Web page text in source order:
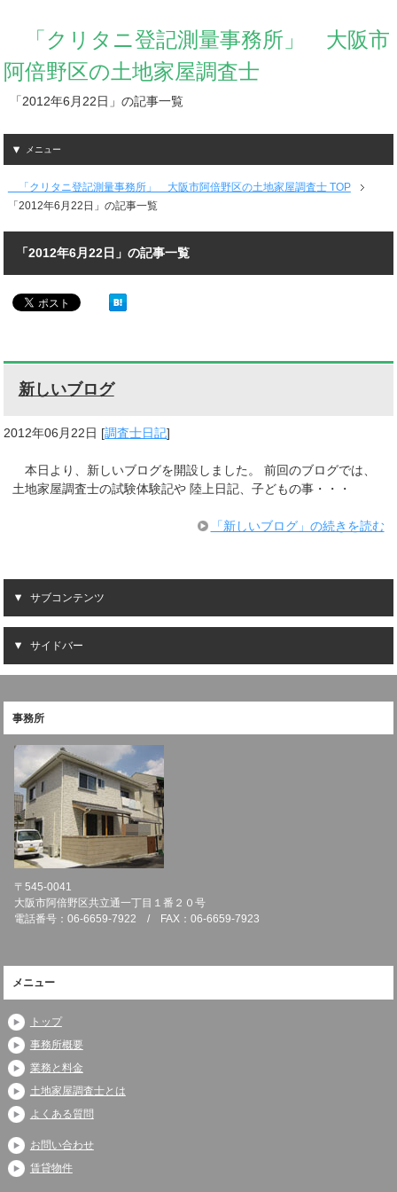
「クリタニ登記測量事務所」 大阪市
阿倍野区の土地家屋調査士
「2012年6月22日」の記事一覧
メニュー
「クリタニ登記測量事務所」 大阪市阿倍野区の土地家屋調査士 TOP
「2012年6月22日」の記事一覧
「2012年6月22日」の記事一覧
新しいブログ
2012年06月22日 [調査士日記]
本日より、新しいブログを開設しました。 前回のブログでは、
土地家屋調査士の試験体験記や 陸上日記、子どもの事・・・
「新しいブログ」の続きを読む
サブコンテンツ
サイドバー
事務所
〒545-0041
大阪市阿倍野区共立通一丁目１番２０号
電話番号：06-6659-7922 / FAX：06-6659-7923
メニュー
トップ
事務所概要
業務と料金
土地家屋調査士とは
よくある質問
お問い合わせ
賃貸物件